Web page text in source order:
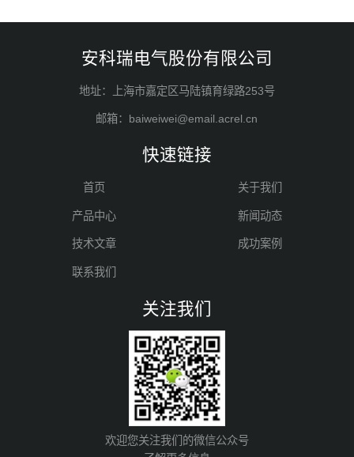
安科瑞电气股份有限公司
地址：上海市嘉定区马陆镇育绿路253号
邮箱：baiweiwei@email.acrel.cn
快速链接
首页 关于我们
产品中心 新闻动态
技术文章 成功案例
联系我们
关注我们
欢迎您关注我们的微信公众号